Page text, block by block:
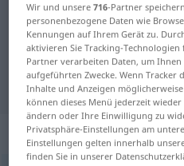
Deutsch-Englisch
"Haussegen"
"Haussegen"
„Haussegen“:
Wir und unsere716-Partner
personenbezogene Daten wie
Kennungen auf Ihrem Gerät zu.
aktivieren Sie Tracking-
Partner verarbeiten Daten, um Ihnen
aufgeführten Zwecke. Wenn Tracker
Inhalte und Anzeigen
können dieses Menü jederzeit
ändern oder Ihre Einwilligung zu
Privatsphäre-Einstellungen am
Einstellungen gelten innerhalb
finden Sie in unserer